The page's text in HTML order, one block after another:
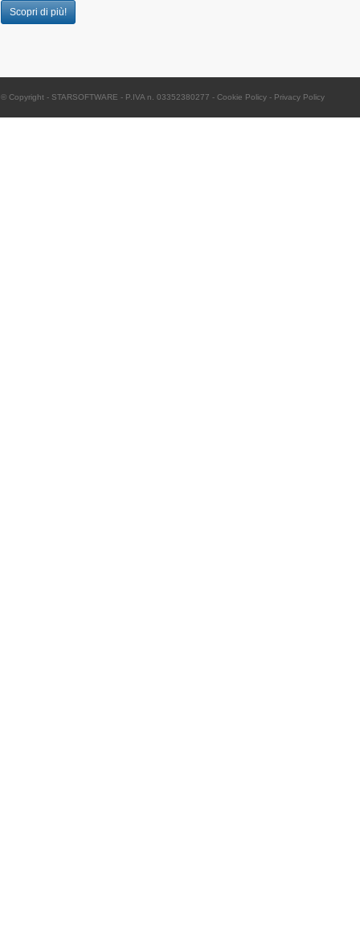
Scopri di più!
© Copyright - STARSOFTWARE - P.IVA n. 03352380277 - Cookie Policy - Privacy Policy